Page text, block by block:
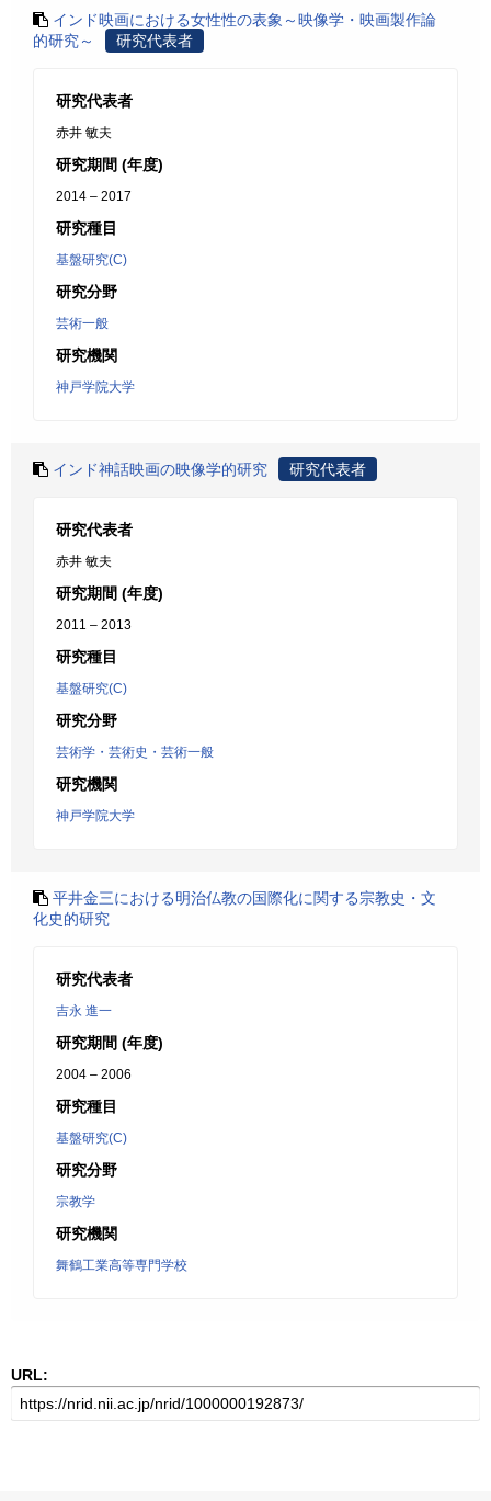
インド映画における女性性の表象～映像学・映画製作論
的研究～
研究代表者
研究代表者
赤井 敏夫
研究期間 (年度)
2014 – 2017
研究種目
基盤研究(C)
研究分野
芸術一般
研究機関
神戸学院大学
インド神話映画の映像学的研究 研究代表者
研究代表者
赤井 敏夫
研究期間 (年度)
2011 – 2013
研究種目
基盤研究(C)
研究分野
芸術学・芸術史・芸術一般
研究機関
神戸学院大学
平井金三における明治仏教の国際化に関する宗教史・文
化史的研究
研究代表者
吉永 進一
研究期間 (年度)
2004 – 2006
研究種目
基盤研究(C)
研究分野
宗教学
研究機関
舞鶴工業高等専門学校
URL: